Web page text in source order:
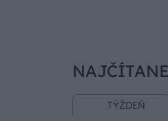
TÝŽDEŇ